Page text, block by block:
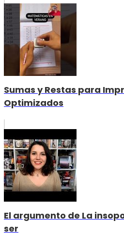
Sumas y Restas para
Optimizados
El argumento de La
ser